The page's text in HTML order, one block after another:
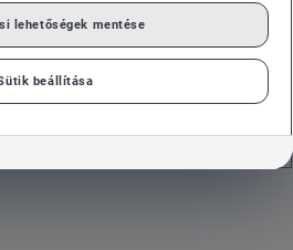
nincsenek hírek.
lehetőségek mentése
beállítása